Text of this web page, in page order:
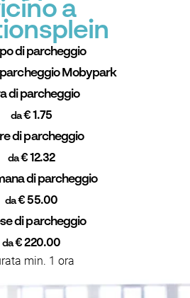
a
di parcheggio
Mobypark
di parcheggio
da€ 1.75
di parcheggio
da€ 12.32
di parcheggio
da€ 55.00
di parcheggio
da€ 220.00
min. 1 ora